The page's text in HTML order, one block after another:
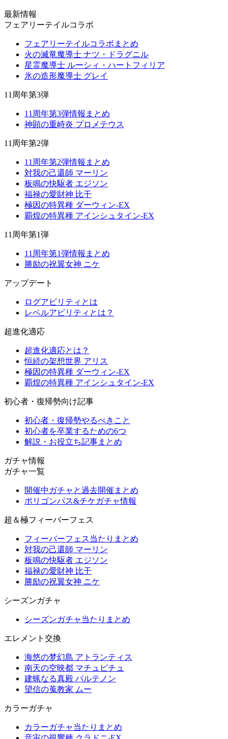
最新情報
フェアリーテイルコラボ
フェアリーテイルコラボまとめ
火の滅竜魔導士 ナツ・ドラグニル
星霊魔導士 ルーシィ・ハートフィリア
氷の造形魔導士 グレイ
11周年第3弾
11周年第3弾情報まとめ
神顕の重峙炎 プロメテウス
11周年第2弾
11周年第2弾情報まとめ
対我の己還師 マーリン
板鳴の快駆者 エジソン
福禄の愛財神 比干
極因の特異種 ダーウィン-EX
覇煌の特異種 アインシュタイン-EX
11周年第1弾
11周年第1弾情報まとめ
勝励の祝翼女神 ニケ
アップデート
ログアビリティとは
レベルアビリティとは？
超進化適応
超進化適応とは？
恒続の架想世界 アリス
極因の特異種 ダーウィン-EX
覇煌の特異種 アインシュタイン-EX
初心者・復帰勢向け記事
初心者・復帰勢やるべきこと
初心者を卒業するための6つ
解説・お役立ち記事まとめ
ガチャ情報
ガチャ一覧
開催中ガチャと過去開催まとめ
ポリゴンパス&チケガチャ情報
超＆極フィーバーフェス
フィーバーフェス当たりまとめ
対我の己還師 マーリン
板鳴の快駆者 エジソン
福禄の愛財神 比干
勝励の祝翼女神 ニケ
シーズンガチャ
シーズンガチャ当たりまとめ
エレメント交換
海悠の梦幻島 アトランティス
南天の空映都 マチュピチュ
建蝋なる真殿 パルテノン
望信の蒐教家 ムー
カラーガチャ
カラーガチャ当たりまとめ